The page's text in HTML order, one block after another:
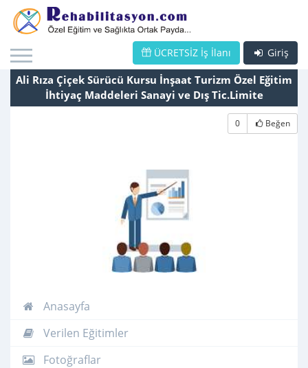
Giriş
ÜCRETSİZ İş İlanı
Ali Rıza Çiçek Sürücü Kursu İnşaat Turizm Özel Eğitim
İhtiyaç Maddeleri Sanayi ve Dış Tic.Limite
0 Beğen
Anasayfa
Verilen Eğitimler
Fotoğraflar